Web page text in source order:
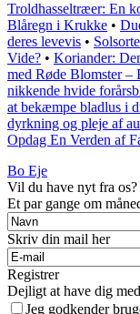
Troldhasseltræer: En
Blåregn i Krukke •
deres levevis •
Vide? • Koriander:
med Røde Blomster –
nikkende hvide
at bekæmpe bladlus i
dyrkning og pleje af
Opdag En Verden af
Bo Eje
Vil du have nyt fra
Et par gange om
Skriv din mail her
Registrer
Dejligt at have dig
Jeg godkender